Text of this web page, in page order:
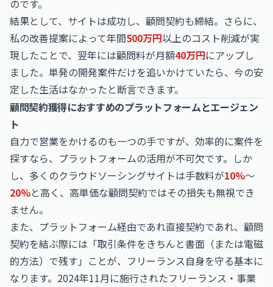
のです。
結果として、サイトは成功し、顧問契約も締結。さらに、
私の改善提案によって年間500万円以上のコスト削減が実
現したことで、翌年には顧問料が月額40万円にアップし
ました。単発の開発案件だけを追いかけていたら、今の安
定した生活はなかったと断言できます。
顧問契約獲得におすすめのプラットフォームとエージェン
ト
自力で営業をかけるのも一つの手ですが、効率的に案件を
探すなら、プラットフォームの活用が不可欠です。しか
し、多くのクラウドソーシングサイトは手数料が10%〜
20%と高く、高単価な顧問契約ではその損失も無視でき
ません。
また、プラットフォーム経由であれ直接契約であれ、顧問
契約を結ぶ際には「取引条件をきちんと書面（または電磁
的方法）で残す」ことが、フリーランス自身を守る基本に
なります。2024年11月に施行されたフリーランス・事業